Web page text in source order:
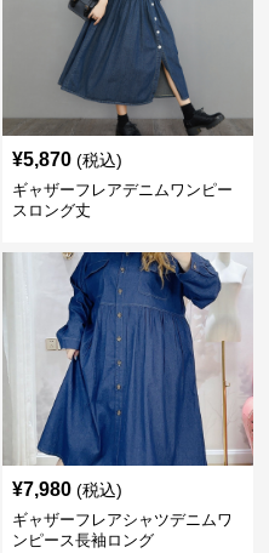
¥5,870 (税込)
ギャザーフレアデニムワンピー
スロング丈
¥7,980 (税込)
ギャザーフレアシャツデニムワ
ンピース長袖ロング